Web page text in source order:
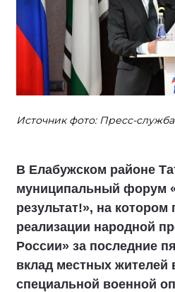
Источник фото: Пресс-
В Елабужском районе
муниципальный форум
результат!», на котором
реализации народной
России» за последние
вклад местных жителей
специальной военной